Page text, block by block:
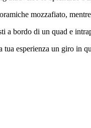
mozzafiato,
a bordo di un quad e
esperienza un giro in